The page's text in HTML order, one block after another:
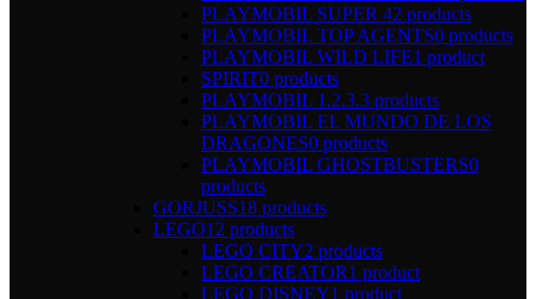
PLAYMOBIL SUPER 42 products
PLAYMOBIL TOP AGENTS0 products
PLAYMOBIL WILD LIFE1 product
SPIRIT0 products
PLAYMOBIL 1.2.3.3 products
PLAYMOBIL EL MUNDO DE LOS
DRAGONES0 products
PLAYMOBIL GHOSTBUSTERS0
products
GORJUSS18 products
LEGO12 products
LEGO CITY2 products
LEGO CREATOR1 product
LEGO DISNEY1 product